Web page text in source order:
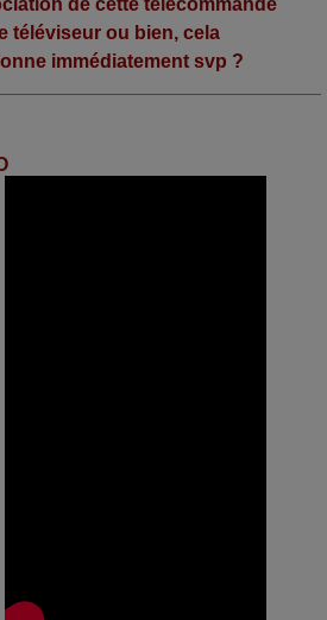
de cette télécommande
téléviseur ou bien, cela
immédiatement svp ?